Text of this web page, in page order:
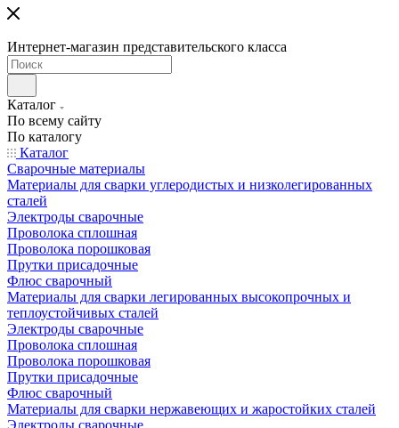
Интернет-магазин представительского класса
Каталог
По всему сайту
По каталогу
Каталог
Сварочные материалы
Материалы для сварки углеродистых и низколегированных
сталей
Электроды сварочные
Проволока сплошная
Проволока порошковая
Прутки присадочные
Флюс сварочный
Материалы для сварки легированных высокопрочных и
теплоустойчивых сталей
Электроды сварочные
Проволока сплошная
Проволока порошковая
Прутки присадочные
Флюс сварочный
Материалы для сварки нержавеющих и жаростойких сталей
Электроды сварочные